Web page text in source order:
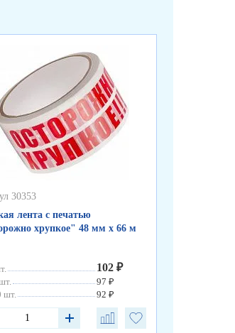
30353
лента с печатью
хрупкое" 48 мм х 66 м
102 ₽
97 ₽
шт.
92 ₽